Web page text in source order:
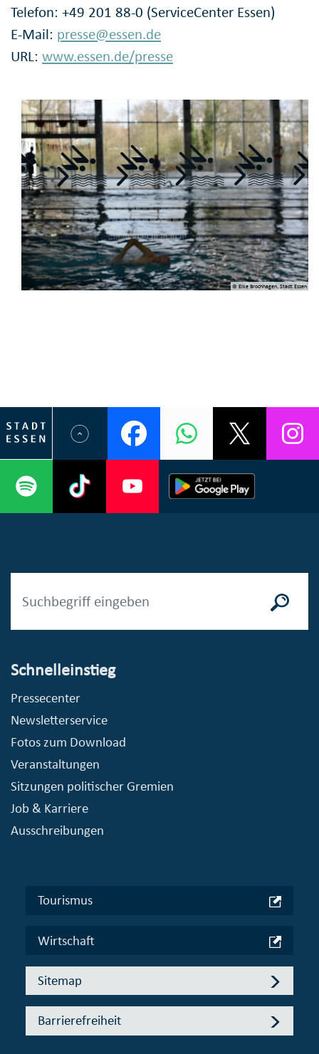
Telefon: +49 201 88-0 (ServiceCenter Essen)
E-Mail: presse@essen.de
URL: www.essen.de/presse
© Elke Brochhagen, Stadt Essen
Schnelleinstieg
Pressecenter
Newsletterservice
Fotos zum Download
Veranstaltungen
Sitzungen politischer Gremien
Job & Karriere
Ausschreibungen
Tourismus
Wirtschaft
Sitemap
Barrierefreiheit